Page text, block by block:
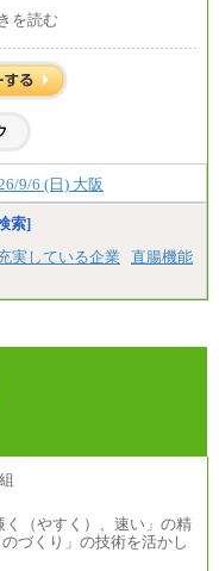
円
ございません。
を読む
9/6 (日) 大阪
索]
実している企業
直腸機能
（やすく）、速い」の精
づくり」の技術を活かし